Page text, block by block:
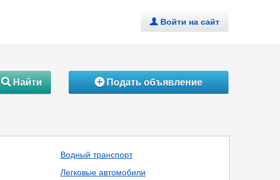
. Войти на сайт
#Найти ÁПодать объявление
Водный транспорт
Легковые автомобили